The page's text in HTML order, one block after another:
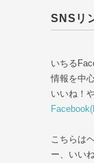
SNSリ
いちる
情報を中
いいね！
こちらは
ー、いい